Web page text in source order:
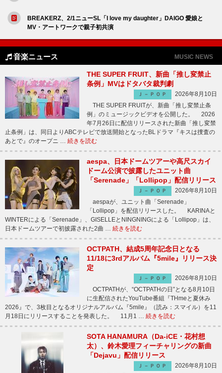
BREAKERZ、2/1ニューSL「I love my daughter」DAIGO 愛娘と
MV・アートワークで親子初共演
音楽ニュース MUSIC NEWS
THE SUPER FRUIT、新曲「推し変禁止
条例」MVはドタバタ裁判劇
Ｊ－ＰＯＰ
2026年8月10日
THE SUPER FRUITが、新曲「推し変禁止条
例」のミュージックビデオを公開した。 2026
年7月26日に配信リリースされた新曲「推し変禁
止条例」は、同日よりABCテレビで放送開始となったBLドラマ『キスは捜査の
あとで』のオープニ … 続きを読む
aespa、日本ドームツアーや高尺スカイ
ドーム公演で披露したユニット曲
「Serenade」「Lollipop」配信リリース
Ｊ－ＰＯＰ
2026年8月10日
aespaが、ユニット曲「Serenade」
「Lollipop」を配信リリースした。 KARINAと
WINTERによる「Serenade」、GISELLEとNINGNINGによる「Lollipop」は、
日本ドームツアーで初披露された2曲 … 続きを読む
OCTPATH、結成5周年記念日となる
11/18に3rdアルバム『5mile』リリース決
定
Ｊ－ＰＯＰ
2026年8月10日
OCTPATHが、“OCTPATHの日”となる8月10日
に生配信されたYouTube番組『THmeと夏休み
2026』で、3枚目となるオリジナルアルバム『5mile』（読み：スマイル）を11
月18日にリリースすることを発表した。 11月1 … 続きを読む
SOTA HANAMURA（Da-iCE・花村想
太）、鈴木愛理フィーチャリングの新曲
「Dejavu」配信リリース
Ｊ－ＰＯＰ
2026年8月10日